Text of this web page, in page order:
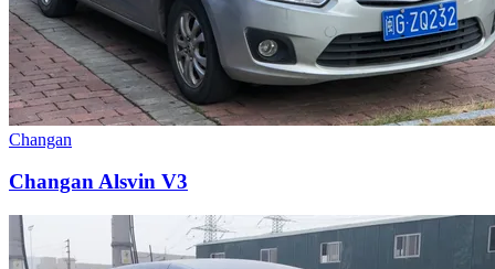
Changan
Changan Alsvin V3